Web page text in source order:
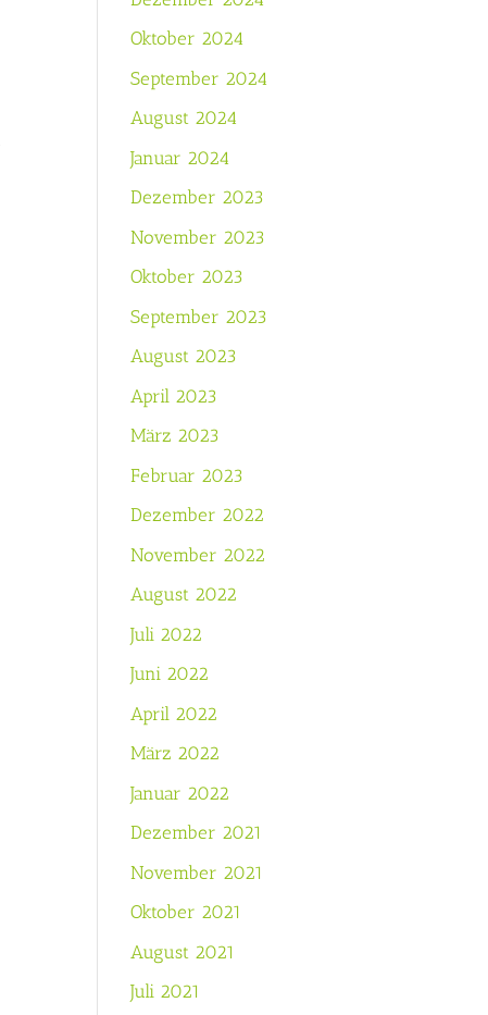
Oktober 2024
September 2024
August 2024
Januar 2024
Dezember 2023
November 2023
Oktober 2023
September 2023
August 2023
April 2023
März 2023
Februar 2023
Dezember 2022
November 2022
August 2022
Juli 2022
Juni 2022
April 2022
März 2022
Januar 2022
Dezember 2021
November 2021
Oktober 2021
August 2021
Juli 2021